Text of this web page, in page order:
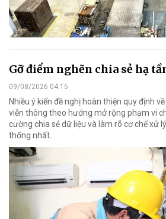
Gỡ điểm nghẽn chia sẻ hạ
09/08/2026 04:15
Nhiều ý kiến đề nghị hoàn thiện quy định
viễn thông theo hướng mở rộng phạm vi
cường chia sẻ dữ liệu và làm rõ cơ chế xử
thống nhất.